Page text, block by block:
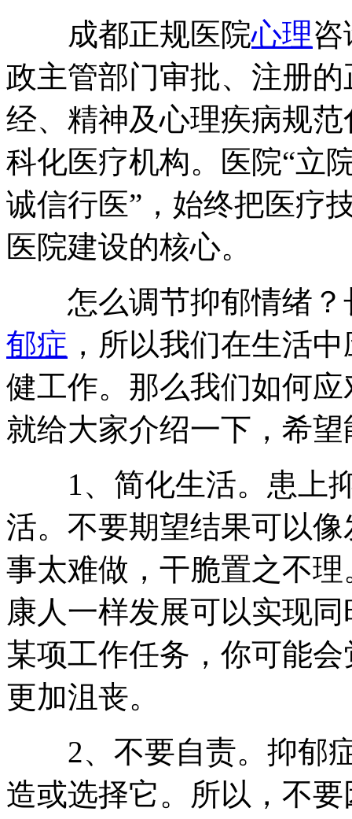
成都正规医院心理
政主管部门审批、注册
经、精神及心理疾病规
科化医疗机构。医院“立
诚信行医”，始终把医疗
医院建设的核心。
怎么调节抑郁情绪？
郁症 ，所以我们在生活
健工作。那么我们如何
就给大家介绍一下，希
1、简化生活。患上抑
活。不要期望结果可以
事太难做，干脆置之不
康人一样发展可以实现
某项工作任务，你可能
更加沮丧。
2、不要自责。抑郁症
造或选择它。所以，不